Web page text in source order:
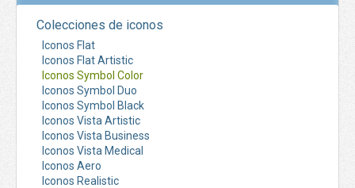
Colecciones de iconos
Iconos Flat
Iconos Flat Artistic
Iconos Symbol Color
Iconos Symbol Duo
Iconos Symbol Black
Iconos Vista Artistic
Iconos Vista Business
Iconos Vista Medical
Iconos Aero
Iconos Realistic